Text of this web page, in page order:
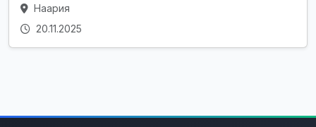
Наария
20.11.2025